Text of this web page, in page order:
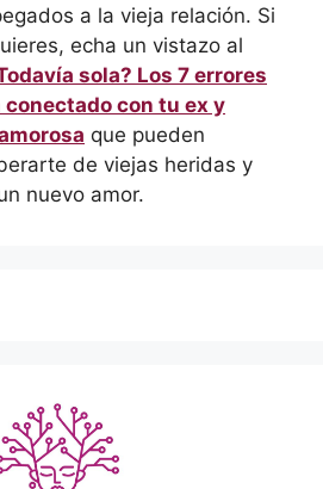
a la vieja relación. Si
echa un vistazo al
sola? Los 7 errores
con tu ex y
que pueden
de viejas heridas y
nuevo amor.